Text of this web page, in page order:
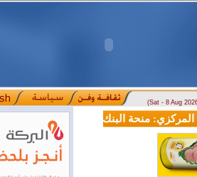
(Sat - 8 Aug
منحة البنك الدولي لسورية خطوة